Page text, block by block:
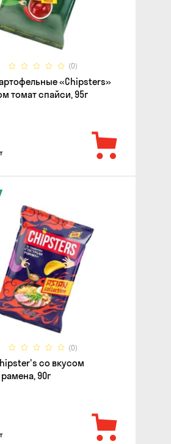
(0)
«Chipsters»
томат спайси, 95г
(0)
со вкусом
90г